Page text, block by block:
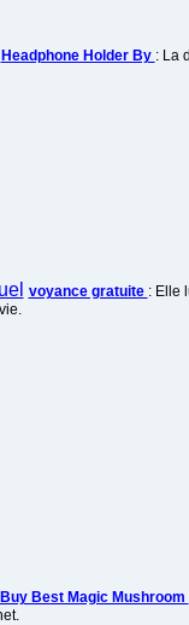
Headphone Holder By : La
voyance gratuite : Elle
Buy Best Magic Mushroom